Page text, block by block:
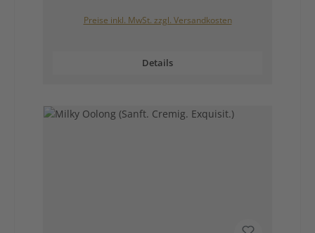
Preise inkl. MwSt. zzgl. Versandkosten
Details